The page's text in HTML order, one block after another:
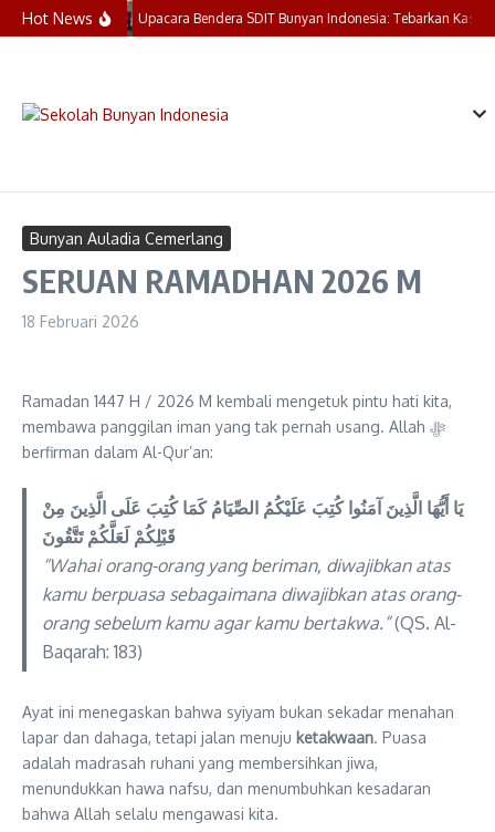
Lewati ke konten
Hot News Upacara Bendera SDIT Bunyan Indonesia: Tebarkan Kasih,
Bunyan Auladia Cemerlang
SERUAN RAMADHAN 2026 M
18 Februari 2026
Ramadan 1447 H / 2026 M kembali mengetuk pintu hati kita,
membawa panggilan iman yang tak pernah usang. Allah ﷻ
berfirman dalam Al-Qur’an:
يَا أَيُّهَا الَّذِينَ آمَنُوا كُتِبَ عَلَيْكُمُ الصِّيَامُ كَمَا كُتِبَ عَلَى الَّذِينَ مِنْ
قَبْلِكُمْ لَعَلَّكُمْ تَتَّقُونَ
“Wahai orang-orang yang beriman, diwajibkan atas
kamu berpuasa sebagaimana diwajibkan atas orang-
orang sebelum kamu agar kamu bertakwa.”(QS. Al-
Baqarah: 183)
Ayat ini menegaskan bahwa syiyam bukan sekadar menahan
lapar dan dahaga, tetapi jalan menuju ketakwaan. Puasa
adalah madrasah ruhani yang membersihkan jiwa,
menundukkan hawa nafsu, dan menumbuhkan kesadaran
bahwa Allah selalu mengawasi kita.